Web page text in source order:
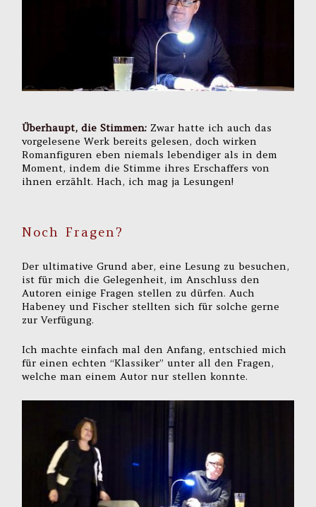
Überhaupt, die Stimmen: Zwar hatte ich auch das
vorgelesene Werk bereits gelesen, doch wirken
Romanfiguren eben niemals lebendiger als in dem
Moment, indem die Stimme ihres Erschaffers von
ihnen erzählt. Hach, ich mag ja Lesungen!
Noch Fragen?
Der ultimative Grund aber, eine Lesung zu besuchen,
ist für mich die Gelegenheit, im Anschluss den
Autoren einige Fragen stellen zu dürfen. Auch
Habeney und Fischer stellten sich für solche gerne
zur Verfügung.
Ich machte einfach mal den Anfang, entschied mich
für einen echten “Klassiker” unter all den Fragen,
welche man einem Autor nur stellen konnte.